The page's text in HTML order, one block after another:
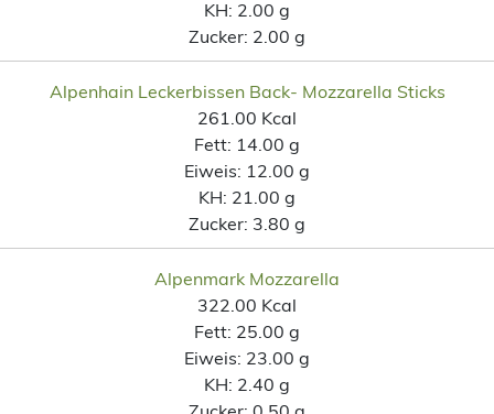
KH: 2.00 g
Zucker: 2.00 g
Alpenhain Leckerbissen Back- Mozzarella Sticks
261.00 Kcal
Fett: 14.00 g
Eiweis: 12.00 g
KH: 21.00 g
Zucker: 3.80 g
Alpenmark Mozzarella
322.00 Kcal
Fett: 25.00 g
Eiweis: 23.00 g
KH: 2.40 g